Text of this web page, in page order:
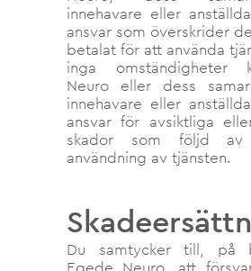
innehavare eller
ansvar som överskrider
betalat för att använda
inga omständigheter
Neuro eller dess
innehavare eller
ansvar för avsiktliga
skador som följd
användning av tjänsten.
Du samtycker till, på